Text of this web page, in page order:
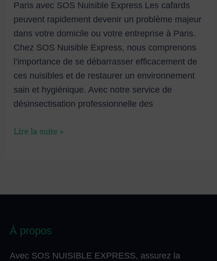
Paris avec SOS Nuisible Express Les cafards
peuvent rapidement devenir un problème majeur
dans votre domicile ou votre entreprise à Paris.
Chez SOS Nuisible Express, nous comprenons
l’importance de se débarrasser efficacement de
ces nuisibles et de restaurer un environnement
sain et hygiénique. Avec notre service de
désinsectisation professionnelle des
Lire la suite »
À propos
Avec SOS NUISIBLE EXPRESS, assurez la